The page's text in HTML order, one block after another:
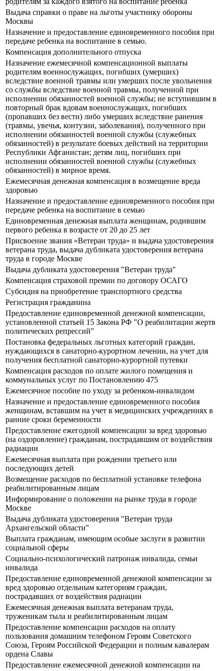
Выдача справки о праве на льготы участнику обороны
Москвы
Назначение и предоставление единовременного пособия при
передаче ребенка на воспитание в семью.
Компенсация дополнительного отпуска
Назначение ежемесячной компенсационной выплаты
родителям военнослужащих, погибших (умерших)
вследствие военной травмы или умерших после увольнения
со службы вследствие военной травмы, полученной при
исполнении обязанностей военной службы; не вступившим в
повторный брак вдовам военнослужащих, погибших
(пропавших без вести) либо умерших вследствие ранения
(травмы, увечья, контузии, заболевания), полученного при
исполнении обязанностей военной службы (служебных
обязанностей) в результате боевых действий на территории
Республики Афганистан; детям лиц, погибших при
исполнении обязанностей военной службы (служебных
обязанностей) в мирное время.
Ежемесячная денежная компенсация в возмещение вреда
здоровью
Назначение и предоставление единовременного пособия при
передаче ребенка на воспитание в семью
Единовременная денежная выплата женщинам, родившим
первого ребенка в возрасте от 20 до 25 лет
Присвоение звания «Ветеран труда» и выдача удостоверения
ветерана труда, выдача дубликата удостоверения ветерана
труда в городе Москве
Выдача дубликата удостоверения "Ветеран труда"
Компенсация страховой премии по договору ОСАГО
Субсидия на приобретение транспортного средства
Регистрация гражданина
Предоставление единовременной денежной компенсации,
установленной статьей 15 Закона РФ "О реабилитации жертв
политических репрессий"
Постановка федеральных льготных категорий граждан,
нуждающихся в санаторно-курортном лечении, на учет для
получения бесплатной санаторно-курортной путевки
Компенсация расходов по оплате жилого помещения и
коммунальных услуг по Постановлению 475
Ежемесячное пособие по уходу за ребенком-инвалидом
Назначение и предоставление единовременного пособия
женщинам, вставшим на учет в медицинских учреждениях в
ранние сроки беременности
Предоставление ежегодной компенсации за вред здоровью
(на оздоровление) гражданам, пострадавшим от воздействия
радиации
Ежемесячная выплата при рождении третьего или
последующих детей
Возмещение расходов по бесплатной установке телефона
реабилитированным лицам
Информирование о положении на рынке труда в городе
Москве
Выдача дубликата удостоверения "Ветеран труда
Архангельской области"
Выплата гражданам, имеющим особые заслуги в развитии
социальной сферы
Социально-психологический патронаж инвалида, семьи
инвалида
Предоставление единовременной денежной компенсации за
вред здоровью отдельным категориям граждан,
пострадавших от воздействия радиации
Ежемесячная денежная выплата ветеранам труда,
труженикам тыла и реабилитированным лицам
Предоставление компенсации расходов на оплату
пользования домашним телефоном Героям Советского
Союза, Героям Российской Федерации и полным кавалерам
ордена Славы
Предоставление ежемесячной денежной компенсации на